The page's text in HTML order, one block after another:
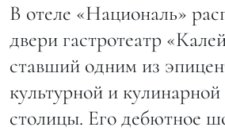
В отеле «Националь»
двери гастротеатр
ставший одним из
культурной и
столицы. Его дебютное